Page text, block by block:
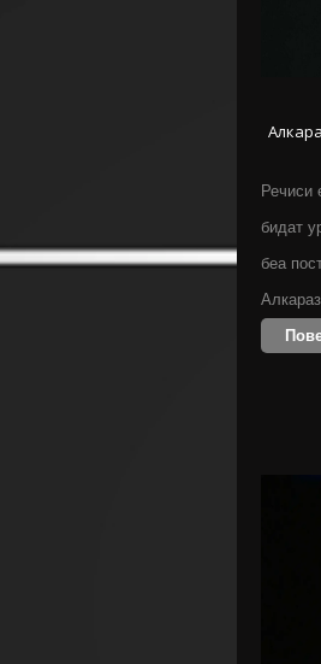
Речиси
бидат
беа